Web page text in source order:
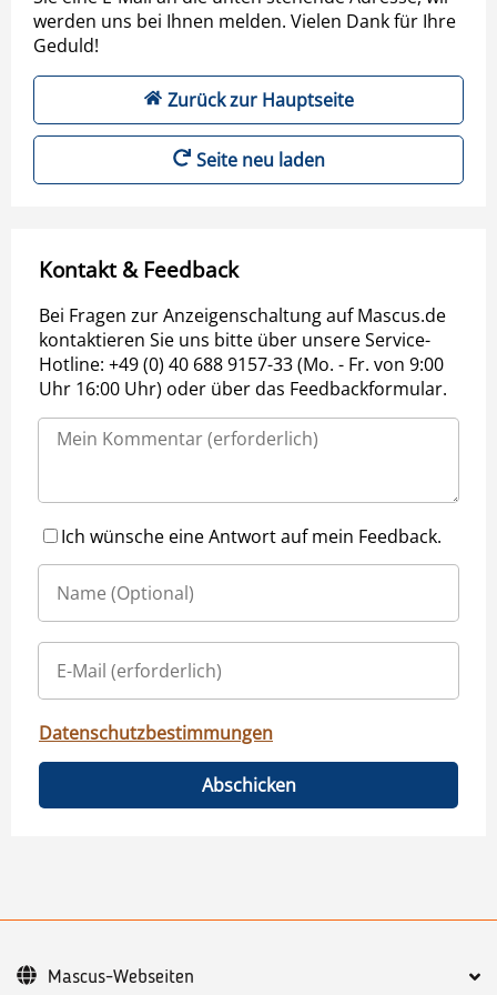
werden uns bei Ihnen melden. Vielen Dank für Ihre
Geduld!
Zurück zur Hauptseite
Seite neu laden
Kontakt & Feedback
Bei Fragen zur Anzeigenschaltung auf Mascus.de
kontaktieren Sie uns bitte über unsere Service-
Hotline: +49 (0) 40 688 9157-33 (Mo. - Fr. von 9:00
Uhr 16:00 Uhr) oder über das Feedbackformular.
Ich wünsche eine Antwort auf mein Feedback.
Datenschutzbestimmungen
Abschicken
Mascus-Webseiten